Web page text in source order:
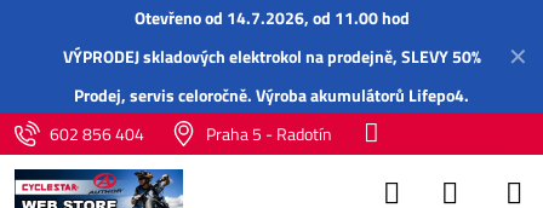
✕
Otevřeno od 14.7.2026, od 11.00 hod
VÝPRODEJ skladových elektrokol na prodejně, SLEVY 50%
Prodej,servisceloročně.Výroba akumulátorů Lifepo4.
602 856 404
Praha 5 - Radotín